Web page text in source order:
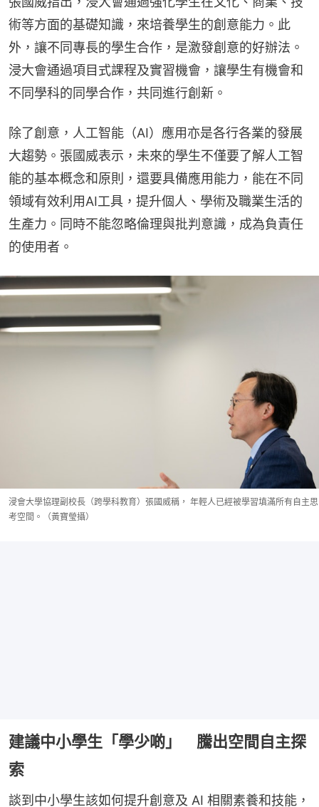
術等方面的基礎知識，來培養學生的創意能力。此
外，讓不同專長的學生合作，是激發創意的好辦法。
浸大會通過項目式課程及實習機會，讓學生有機會和
不同學科的同學合作，共同進行創新。
除了創意，人工智能（AI）應用亦是各行各業的發展
大趨勢。張國威表示，未來的學生不僅要了解人工智
能的基本概念和原則，還要具備應用能力，能在不同
領域有效利用AI工具，提升個人、學術及職業生活的
生產力。同時不能忽略倫理與批判意識，成為負責任
的使用者。
浸會大學協理副校長（跨學科教育）張國威稱， 年輕人已經被學習填滿所有自主思
考空間。（黃寶瑩攝）
建議中小學生「學少啲」 騰出空間自主探
索
談到中小學生該如何提升創意及 AI 相關素養和技能，